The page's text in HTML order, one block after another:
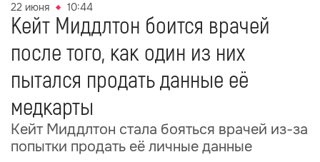
22 июня 10:44
Кейт Миддлтон боится врачей
после того, как один из них
пытался продать данные её
медкарты
Кейт Миддлтон стала бояться врачей из-за
попытки продать её личные данные